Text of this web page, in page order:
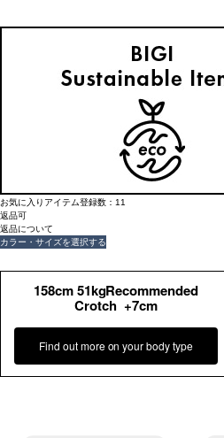
クレープサテン＆シフォ
お気に入りアイテム登録数： 11
返品可
返品について
カラー・サイズを選択する
158cm 51kgRecommended
Crotch +7cm
Find out more on your body type